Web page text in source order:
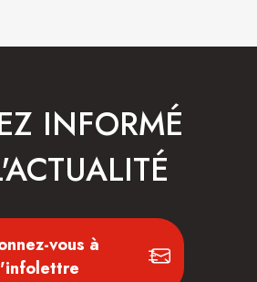
INFORMÉ
vous à